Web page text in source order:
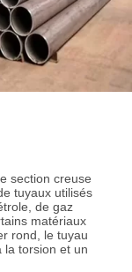
section creuse
tuyaux utilisés
de gaz
matériaux
rond, le tuyau
la torsion et un